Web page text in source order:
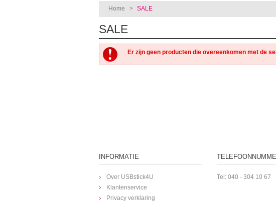
Home > SALE
SALE
Er zijn geen producten die overeenkomen met de
INFORMATIE
Over USBstick4U
Klantenservice
Privacy verklaring
Tel: 040 - 304 10 67